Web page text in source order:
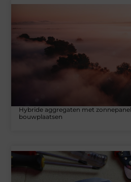
Hybride aggregaten met
bouwplaatsen